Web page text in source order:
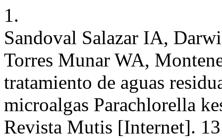
1.
Sandoval Salazar IA,
Torres Munar WA,
tratamiento de aguas
microalgas Parachlorella
Revista Mutis [Internet].